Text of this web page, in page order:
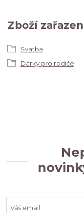
Zboží
Svatba
Dárky pro rodiče